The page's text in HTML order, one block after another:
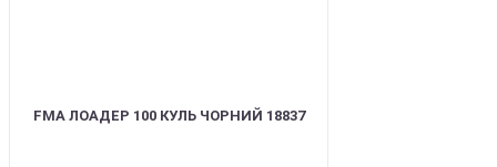
FMA ЛОАДЕР 100 КУЛЬ ЧОРНИЙ 18837